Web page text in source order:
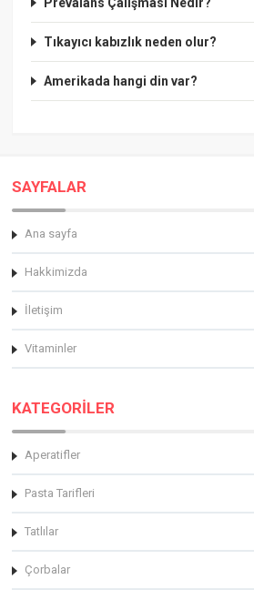
Tıkayıcı kabızlık neden olur?
Amerikada hangi din var?
SAYFALAR
Ana sayfa
Hakkimizda
İletişim
Vitaminler
KATEGORİLER
Aperatifler
Pasta Tarifleri
Tatlılar
Çorbalar